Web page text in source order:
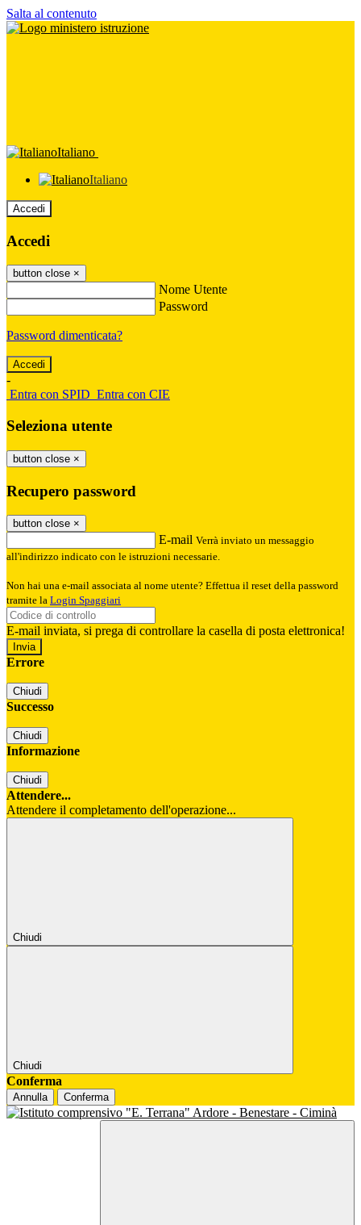
Salta al contenuto
Italiano
Italiano
Accedi
Accedi
button close ×
Nome Utente
Password
Password dimenticata?
-
Entra con SPID Entra con CIE
Seleziona utente
button close ×
Recupero password
button close ×
E-mail Verrà inviato un messaggio
all'indirizzo indicato con le istruzioni necessarie.
Non hai una e-mail associata al nome utente? Effettua il reset della password
tramite la Login Spaggiari
E-mail inviata, si prega di controllare la casella di posta elettronica!
Errore
Chiudi
Successo
Chiudi
Informazione
Chiudi
Attendere...
Attendere il completamento dell'operazione...
Chiudi
Chiudi
Conferma
Annulla Conferma